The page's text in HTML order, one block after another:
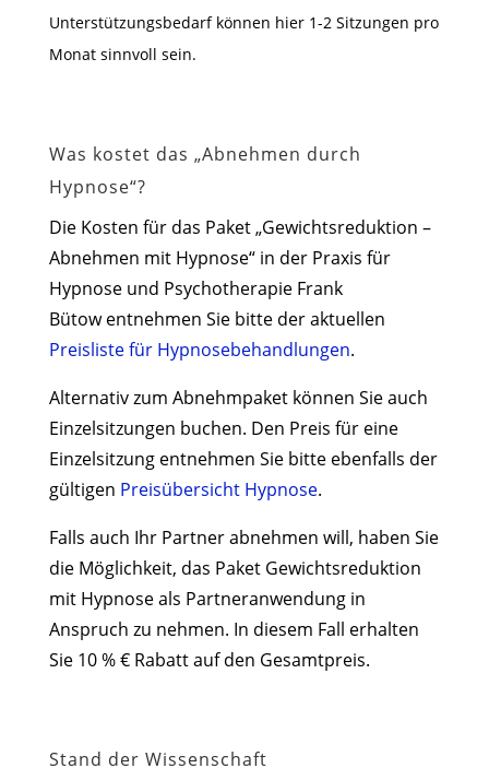
Unterstützungsbedarf können hier 1-2 Sitzungen pro
Monat sinnvoll sein.
Was kostet das „Abnehmen durch
Hypnose“?
Die Kosten für das Paket „Gewichtsreduktion –
Abnehmen mit Hypnose“ in der Praxis für
Hypnose und Psychotherapie Frank
Bütow entnehmen Sie bitte der aktuellen
Preisliste für Hypnosebehandlungen.
Alternativ zum Abnehmpaket können Sie auch
Einzelsitzungen buchen. Den Preis für eine
Einzelsitzung entnehmen Sie bitte ebenfalls der
gültigen Preisübersicht Hypnose.
Falls auch Ihr Partner abnehmen will, haben Sie
die Möglichkeit, das Paket Gewichtsreduktion
mit Hypnose als Partneranwendung in
Anspruch zu nehmen. In diesem Fall erhalten
Sie 10 % € Rabatt auf den Gesamtpreis.
Stand der Wissenschaft